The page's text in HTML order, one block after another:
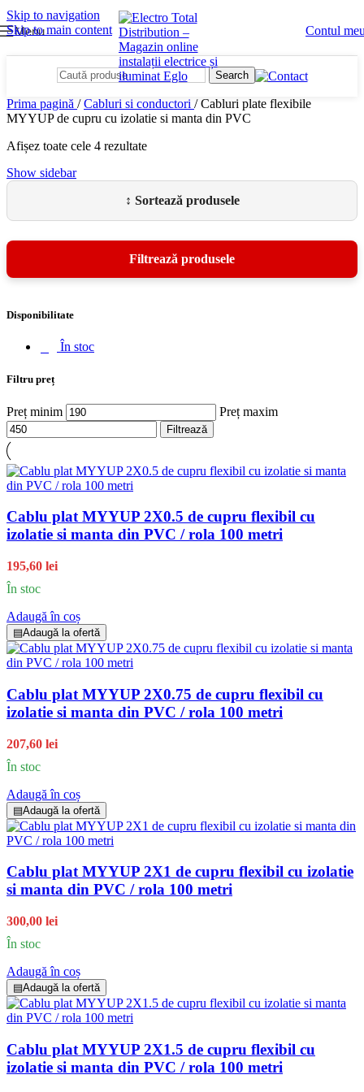
Skip to navigation
Skip to main content
Menu Contul
Search
Prima pagină / Cabluri si conductori / Cabluri plate flexibile
MYYUP de cupru cu izolatie si manta din PVC
Afișez toate cele 4 rezultate
Show sidebar
Disponibilitate
În stoc
Filtru preț
Preț minim Preț maxim
Filtrează
Cablu plat MYYUP 2X0.5 de cupru flexibil cu
izolatie si manta din PVC / rola 100 metri
195,60 lei
În stoc
Adaugă în coș
▤Adaugă la ofertă
Cablu plat MYYUP 2X0.75 de cupru flexibil cu
izolatie si manta din PVC / rola 100 metri
207,60 lei
În stoc
Adaugă în coș
▤Adaugă la ofertă
Cablu plat MYYUP 2X1 de cupru flexibil cu izolatie
si manta din PVC / rola 100 metri
300,00 lei
În stoc
Adaugă în coș
▤Adaugă la ofertă
Cablu plat MYYUP 2X1.5 de cupru flexibil cu
izolatie si manta din PVC / rola 100 metri